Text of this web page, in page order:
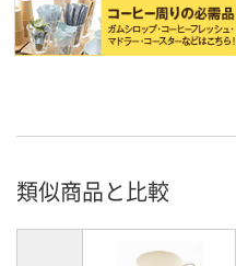
類似商品と比較